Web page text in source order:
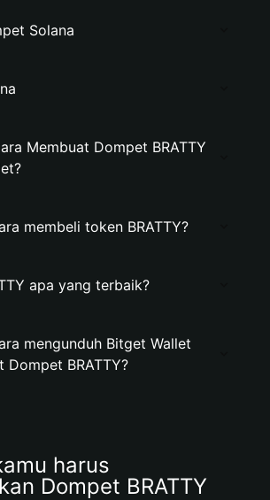
Solana
Membuat Dompet BRATTY
membeli token BRATTY?
apa yang terbaik?
mengunduh Bitget Wallet
Dompet BRATTY?
harus
Dompet BRATTY